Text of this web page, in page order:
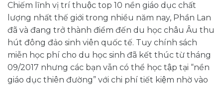
Chiếm lĩnh vị trí thuộc top 10 nền giáo dục chất
lượng nhất thế giới trong nhiều năm nay, Phần Lan
đã và đang trở thành điểm đến du học châu Âu thu
hút đông đảo sinh viên quốc tế. Tuy chính sách
miễn học phí cho du học sinh đã kết thúc từ tháng
09/2017 nhưng các bạn vẫn có thể học tập tại “nền
giáo dục thiên đường” với chi phí tiết kiệm nhờ vào